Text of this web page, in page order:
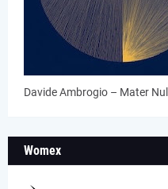
Davide Ambrogio – Mater
Womex